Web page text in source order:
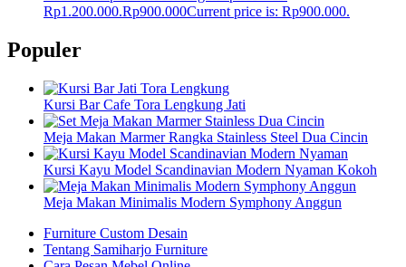
Rp1.200.000.Rp900.000Current price is: Rp900.000.
Populer
Kursi Bar Cafe Tora Lengkung Jati
Meja Makan Marmer Rangka Stainless Steel Dua Cincin
Kursi Kayu Model Scandinavian Modern Nyaman Kokoh
Meja Makan Minimalis Modern Symphony Anggun
Furniture Custom Desain
Tentang Samiharjo Furniture